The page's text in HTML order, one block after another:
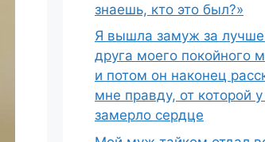
знаешь, кто это был?»
Я вышла замуж за
друга моего покойного
и потом он наконец
мне правду, от которой
замерло сердце